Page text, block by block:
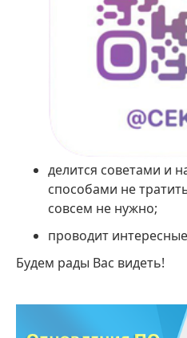
делится советами и
способами не
совсем не нужно;
проводит
Будем рады Вас видеть!